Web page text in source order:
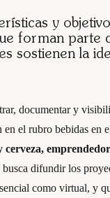
y
forman parte
sostienen la
documentar y
en el rubro bebidas en
cerveza,
difundir los
como virtual, y